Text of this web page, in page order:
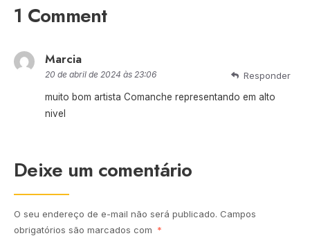
1 Comment
Marcia
20 de abril de 2024 às 23:06
muito bom artista Comanche representando em alto
nivel
Responder
Deixe um comentário
O seu endereço de e-mail não será publicado. Campos
obrigatórios são marcados com *